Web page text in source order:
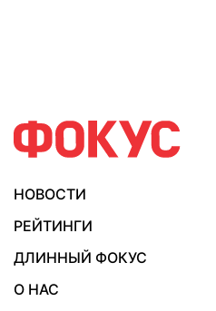
НОВОСТИ
РЕЙТИНГИ
ДЛИННЫЙ ФОКУС
О НАС